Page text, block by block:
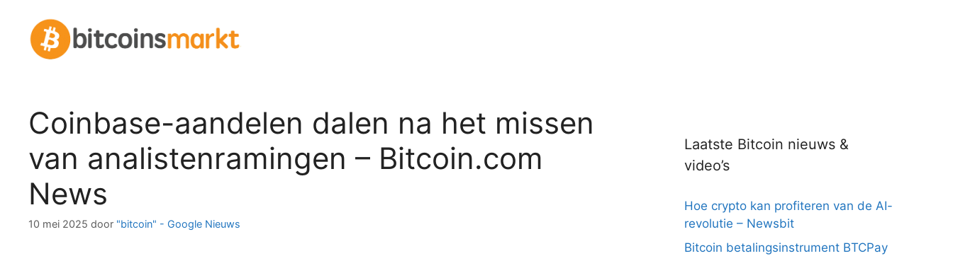
inhoud
Coinbase-aandelen dalen na het missen
van analistenramingen – Bitcoin.com
News
10 mei 2025 door "bitcoin" - Google Nieuws
Laatste Bitcoin nieuws &
video’s
Hoe crypto kan profiteren van de AI-
revolutie – Newsbit
Bitcoin betalingsinstrument BTCPay